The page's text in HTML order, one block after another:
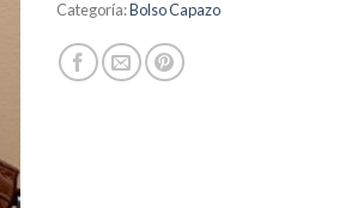
Categoría:Bolso Capazo